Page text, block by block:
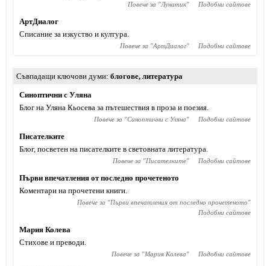
Повече за "Лунатик" Подобни сайтове
АртДиалог
Списание за изкуство и култура.
Повече за "АртДиалог" Подобни сайтове
Съвпадащи ключови думи блогове, литература
Синоптични с Уляна
Блог на Уляна Кьосева за пътешествия в проза и поезия.
Повече за "Синоптични с Уляна" Подобни сайтове
Писателките
Блог, посветен на писателките в световната литература.
Повече за "Писателките" Подобни сайтове
Първи впечатления от последно прочетеното
Коментари на прочетени книги.
Повече за "Първи впечатления от последно прочетеното"
Подобни сайтове
Мария Колева
Стихове и преводи.
Повече за "Мария Колева" Подобни сайтове